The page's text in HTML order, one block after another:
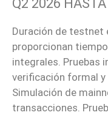
Q2 2026
Duración de testnet
proporcionan
integrales. Pruebas
verificación formal y
Simulación de
transacciones.